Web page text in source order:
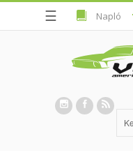
☰ Napló